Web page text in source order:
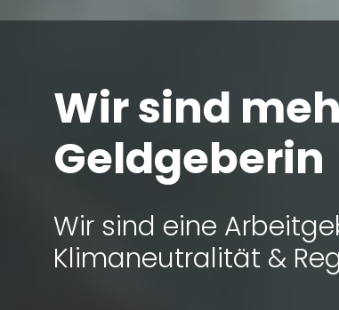
Wir sind
Geldgeberin
Wir sind eine
Klimaneutralität &